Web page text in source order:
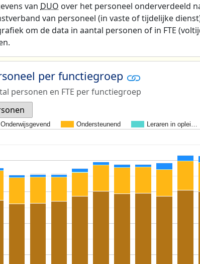
van DUO over het personeel onderverdeeld
van personeel (in vaste of tijdelijke
om de data in aantal personen of in FTE
per functiegroep
personen en FTE per functiegroep
Onderwijsgevend Ondersteunend Leraren in oplei…